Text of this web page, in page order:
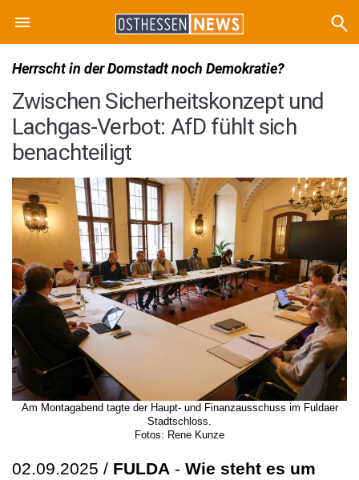
Herrscht in der Domstadt noch Demokratie?
Zwischen Sicherheitskonzept und
Lachgas-Verbot: AfD fühlt sich
benachteiligt
Am Montagabend tagte der Haupt- und Finanzausschuss im Fuldaer
Stadtschloss.
Fotos: Rene Kunze
02.09.2025 / FULDA - Wie steht es um